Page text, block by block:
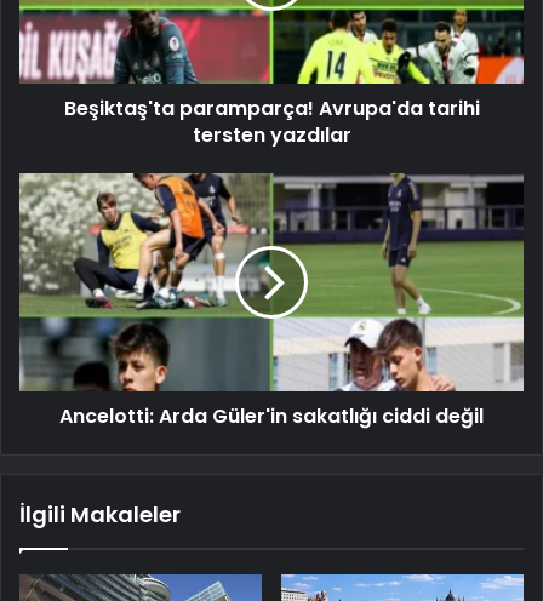
Beşiktaş'ta paramparça! Avrupa'da tarihi
tersten yazdılar
Ancelotti: Arda Güler'in sakatlığı ciddi değil
İlgili Makaleler